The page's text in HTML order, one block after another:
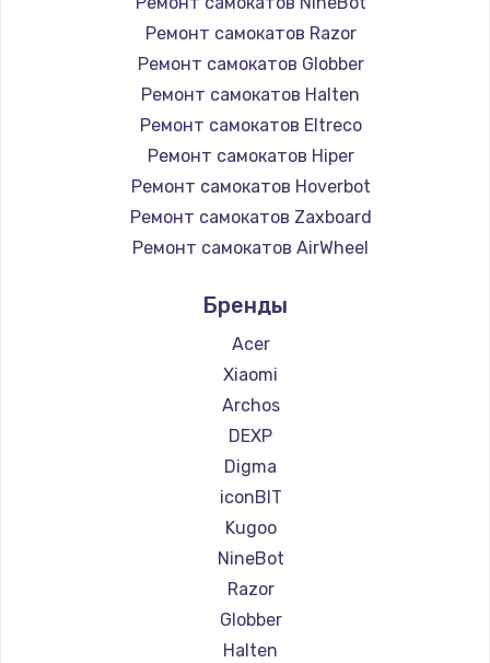
Ремонт самокатов Razor
Ремонт самокатов Globber
Ремонт самокатов Halten
Ремонт самокатов Eltreco
Ремонт самокатов Hiper
Ремонт самокатов Hoverbot
Ремонт самокатов Zaxboard
Ремонт самокатов AirWheel
Ремонт самокатов Hunter
Ремонт самокатов Shorner
Ремонт самокатов Joyor
Ремонт самокатов Minimotors
Ремонт самокатов Bork
Ремонт самокатов Segway
Ремонт самокатов KIRIN
Бренды
Acer
Xiaomi
Archos
DEXP
Digma
iconBIT
Kugoo
NineBot
Razor
Globber
Halten